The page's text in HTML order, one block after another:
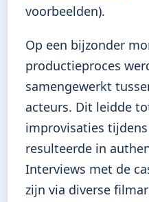
voorbeelden).
Op een bijzonder
productieproces
samengewerkt
acteurs. Dit leidde
improvisaties
resulteerde in
Interviews met de
zijn via diverse